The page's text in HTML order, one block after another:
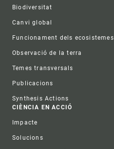
Biodiversitat
Canvi global
Funcionament dels ecosistemes
Observació de la terra
Temes transversals
Publicacions
Synthesis Actions
CIÈNCIA EN ACCIÓ
Impacte
Solucions